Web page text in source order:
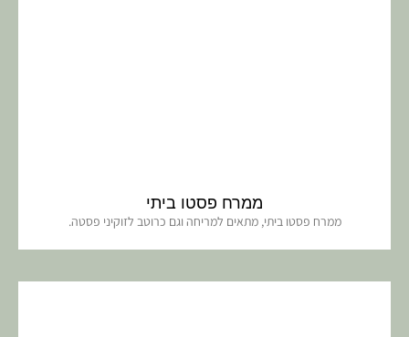
ממרח פסטו ביתי
ממרח פסטו ביתי, מתאים למריחה וגם כרוטב לזוקיני פסטה.